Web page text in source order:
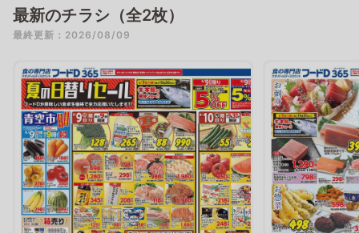
最新のチラシ（全2枚）
最終更新：2026/08/09